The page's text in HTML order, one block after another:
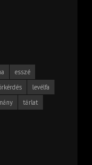
esszé
levélfa
tárlat